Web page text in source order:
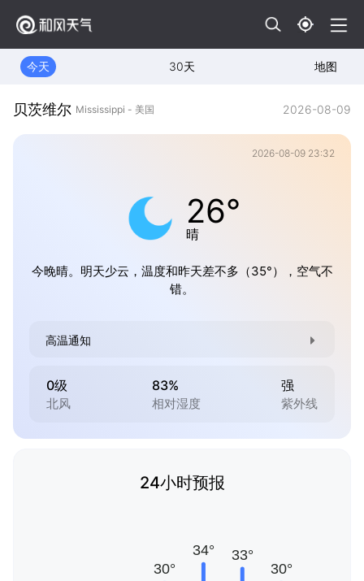
今天 30天 地图
贝茨维尔 Mississippi - 美国 2026-08-09
2026-08-09 23:32
26°
晴
今晚晴。明天少云，温度和昨天差不多（35°），空气不
错。
高温通知
0级
北风
83%
相对湿度
强
紫外线
24小时预报